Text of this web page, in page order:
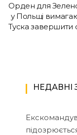
Орден для
у Польщі
Туска завершити
НЕДАВНІ